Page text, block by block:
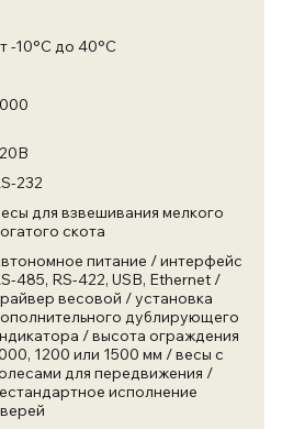
-10°С до 40°С
232
для взвешивания мелкого
скота
питание / интерфейс
485, RS-422, USB, Ethernet /
весовой / установка
дублирующего
/ высота ограждения
1200 или 1500 мм / весы с
для передвижения /
исполнение